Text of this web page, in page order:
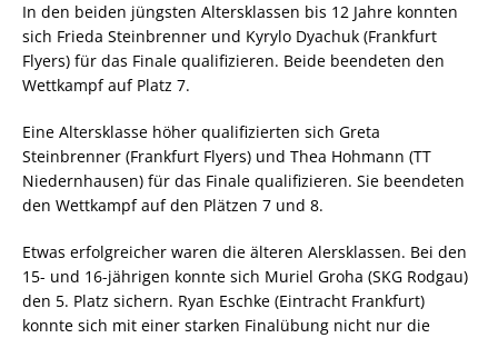
In den beiden jüngsten Altersklassen bis 12 Jahre konnten
sich Frieda Steinbrenner und Kyrylo Dyachuk (Frankfurt
Flyers) für das Finale qualifizieren. Beide beendeten den
Wettkampf auf Platz 7.
Eine Altersklasse höher qualifizierten sich Greta
Steinbrenner (Frankfurt Flyers) und Thea Hohmann (TT
Niedernhausen) für das Finale qualifizieren. Sie beendeten
den Wettkampf auf den Plätzen 7 und 8.
Etwas erfolgreicher waren die älteren Alersklassen. Bei den
15- und 16-jährigen konnte sich Muriel Groha (SKG Rodgau)
den 5. Platz sichern. Ryan Eschke (Eintracht Frankfurt)
konnte sich mit einer starken Finalübung nicht nur die